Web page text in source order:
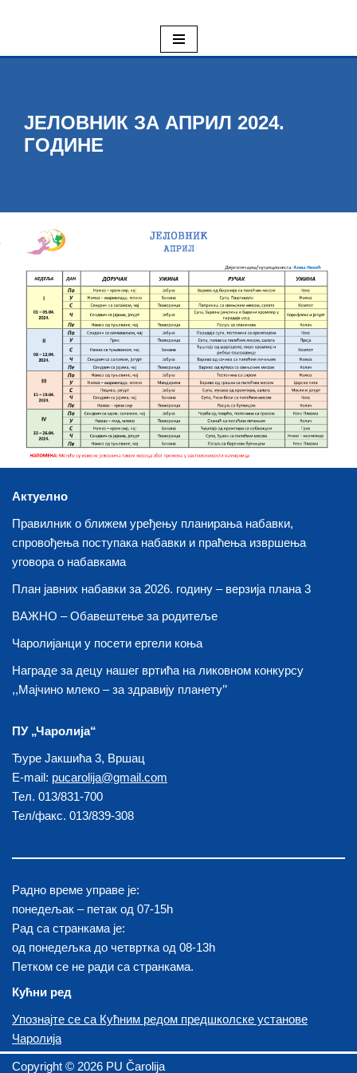
na
ЈЕЛОВНИК ЗА АПРИЛ 2024.
ГОДИНЕ
Актуелно
Правилник о ближем уређењу планирања набавки,
спровођења поступака набавки и праћења извршења
уговора о набавкама
План јавних набавки за 2026. годину – верзија плана 3
ВАЖНО – Обавештење за родитеље
Чаролијанци у посети ергели коња
Награде за децу нашег вртића на ликовном конкурсу
,,Мајчино млеко – за здравију планету’’
ПУ „Чаролија“
Ђуре Јакшића 3, Вршац
E-mail: pucarolija@gmail.com
Тел. 013/831-700
Тел/факс. 013/839-308
Радно време управе је:
понедељак – петак од 07-15h
Рад са странкама је:
од понедељка до четвртка од 08-13h
Петком се не ради са странкама.
Кућни ред
Упознајте се са Кућним редом предшколске установе
Чаролија
Copyright © 2026 PU Čarolija